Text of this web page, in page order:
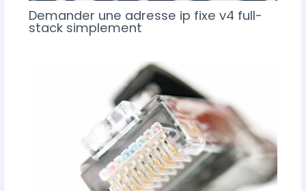
Demander une adresse ip fixe v4 full-
stack simplement